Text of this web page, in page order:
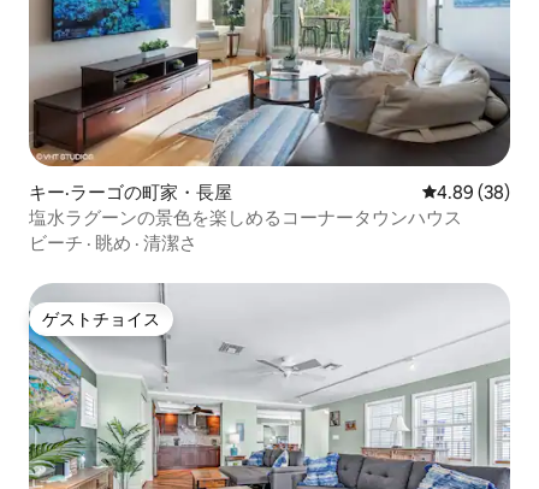
キー·ラーゴの町家・長屋 レビュー38
4.89 (38)
塩水ラグーンの景色を楽しめるコーナータウンハウス
ビーチ · 眺め · 清潔さ
ゲストチョイス
ゲストチョイス